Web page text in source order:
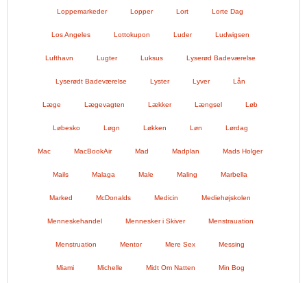
Loppemarkeder Lopper Lort Lorte Dag
Los Angeles Lottokupon Luder Ludwigsen
Lufthavn Lugter Luksus Lyserød Badeværelse
Lyserødt Badeværelse Lyster Lyver Lån
Læge Lægevagten Lækker Længsel Løb
Løbesko Løgn Løkken Løn Lørdag
Mac MacBookAir Mad Madplan Mads Holger
Mails Malaga Male Maling Marbella
Marked McDonalds Medicin Mediehøjskolen
Menneskehandel Mennesker i Skiver Menstrauation
Menstruation Mentor Mere Sex Messing
Miami Michelle Midt Om Natten Min Bog